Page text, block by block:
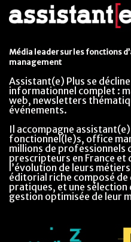
Média leader sur les fonctions
management
Assistant(e) Plus se
informationnel complet :
web, newsletters
événements.
Il accompagne
fonctionnel(le)s, office
millions de professionnels
prescripteurs en France et
l’évolution de leurs
éditorial riche composé
pratiques, et une
gestion optimisée de leur